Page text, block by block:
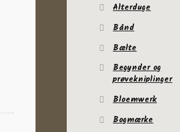
Alterduge
Bånd
Bælte
Begynder og
prøvekniplinger
Bloemwerk
Bogmærke